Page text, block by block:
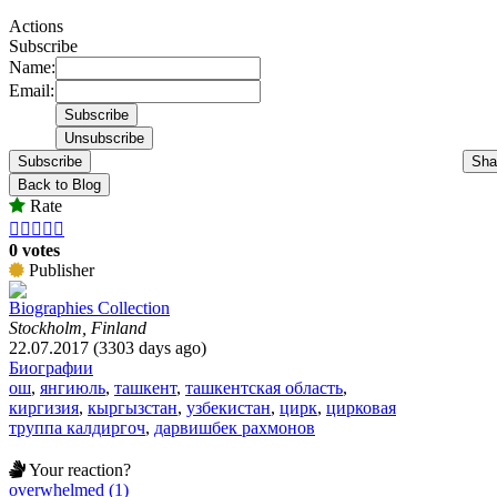
Actions
Subscribe
Name:
Email:
Subscribe
Back to Blog
Rate
    
0 votes
Publisher
Biographies Collection
Stockholm, Finland
22.07.2017 (3303 days ago)
Биографии
ош, янгиюль, ташкент, ташкентская область,
киргизия, кыргызстан, узбекистан, цирк, цирковая
труппа калдиргоч, дарвишбек рахмонов
Your reaction?
overwhelmed (1)